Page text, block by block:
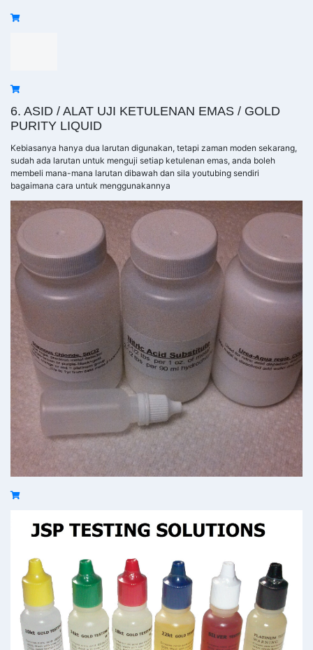
6. ASID / ALAT UJI KETULENAN EMAS / GOLD
PURITY LIQUID
Kebiasanya hanya dua larutan digunakan, tetapi zaman moden sekarang,
sudah ada larutan untuk menguji setiap ketulenan emas, anda boleh
membeli mana-mana larutan dibawah dan sila youtubing sendiri
bagaimana cara untuk menggunakannya